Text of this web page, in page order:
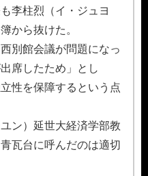
李柱烈（イ・ジュヨ
から抜けた。
別館会議が問題になっ
席したため」とし
性を保障するという点
ン）延世大経済学部教
瓦台に呼んだのは適切